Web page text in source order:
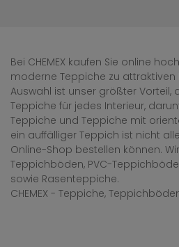
Bei CHEMEX kaufen Sie online
moderne Teppiche zu attraktiven
Auswahl ist unser größter Vorteil,
Teppiche für jedes Interieur,
Teppiche und Teppiche mit
ein auffälliger Teppich ist nicht
Online-Shop bestellen können.
Teppichböden, PVC-
sowie Rasenteppiche.
CHEMEX - Teppiche,